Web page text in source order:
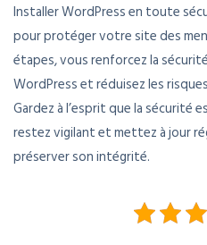
Installer WordPress en toute
pour protéger votre site des
étapes, vous renforcez la
WordPress et réduisez les
Gardez à l’esprit que la sécurité
restez vigilant et mettez à jour
préserver son intégrité.